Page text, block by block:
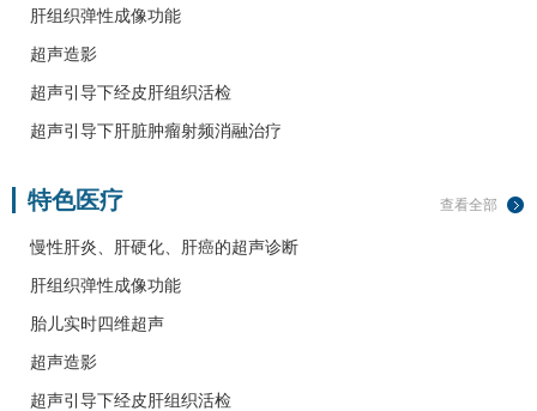
肝组织弹性成像功能
超声造影
超声引导下经皮肝组织活检
超声引导下肝脏肿瘤射频消融治疗
查看全部
特色医疗
慢性肝炎、肝硬化、肝癌的超声诊断
肝组织弹性成像功能
胎儿实时四维超声
超声造影
超声引导下经皮肝组织活检